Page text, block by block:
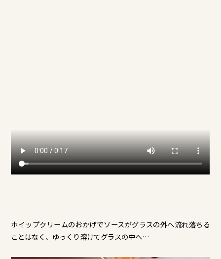
ホイップクリームのおかげでソースがグラスの外へ流れ落ちる
ことはなく、ゆっくり溶けてグラスの中へ…